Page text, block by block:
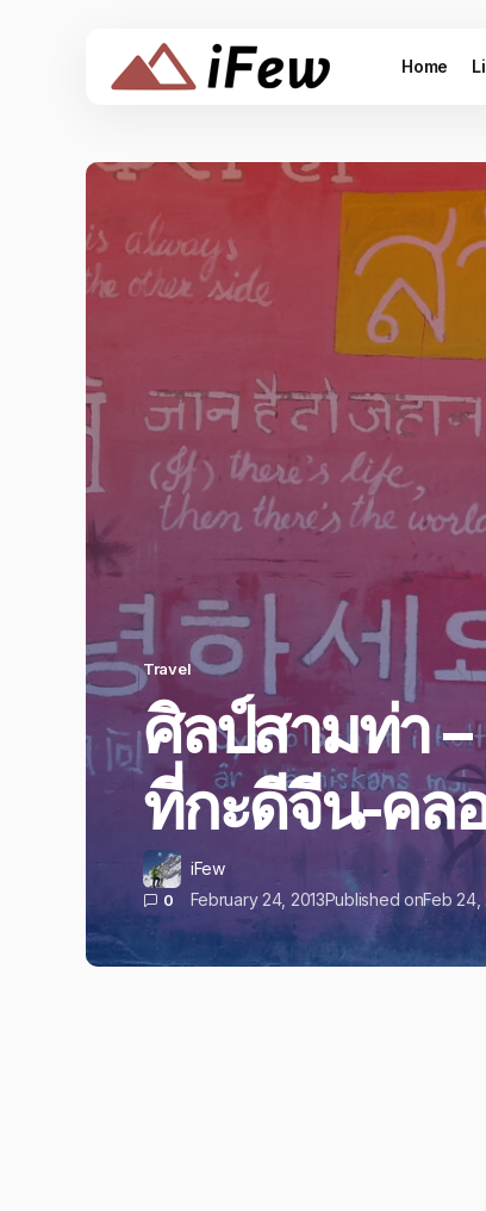
Home
Travel
ศิลป์สามท่า
ที่กะดีจีน-คล
iFew
0 February 24, 2013Published onFeb 24,